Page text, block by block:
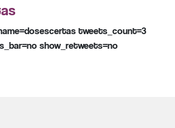
tweets_count=3
show_retweets=no